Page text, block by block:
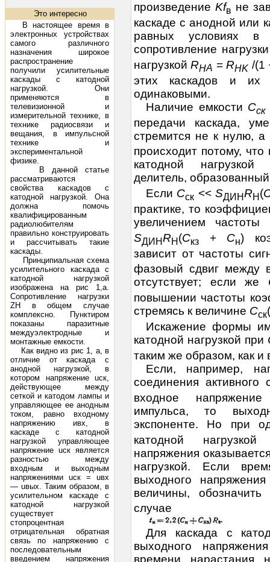
Это интересно
В настоящее время в
электронных устройствах
самого различного
назначения широкое
распространение
получили усилительные
каскады с катодной
нагрузкой. Они
применяются в
телевизионной и
измерительной технике, в
технике радиосвязи и
вещания, в импульсной
технике и
экспериментальной
физике.
В данной статье
рассматриваются
свойства каскадов с
катодной нагрузкой. Она
должна помочь
квалифицированным
радиолюбителям
правильно конструировать
и рассчитывать такие
каскады.
Принципиальная схема
усилительного каскада с
катодной нагрузкой
изображена на рис 1,а.
Сопротивление нагрузки
ZH в общем случае
комплексно. Пунктиром
показаны паразитные
междуэлектродные и
монтажные емкости.
Как видно из рис 1, а, в
отличие от каскада с
анодной нагрузкой, в
котором напряжение uск,
действующее между
сеткой и катодом лампы и
управляющее ее анодным
током, равно входному
напряжению ивх, в
каскаде с катодной
нагрузкой управляющее
напряжение uск является
разностью между
входным и выходным
напряжениями uск = uвх
— uвых. Таким образом, в
усилительном каскаде с
катодной нагрузкой
существует
стопроцентная
отрицательная обратная
связь по напряжению с
последовательным
введением напряжения
произведениеKfв не
каскаде с анодной или
равных условиях в
сопротивление нагрузки
нагрузкойRHА =RHK /(1
этих каскадов и их
одинаковыми.
Наличие емкости Сск
передачи каскада,
стремится не к нулю,
происходит потому,
катодной нагрузкой
делитель,
Если Сск <<SДИНRН (
практике, то
увеличением
SДИНRН (Скз + Сн)
зависит от частоты
фазовый сдвиг между
отсутствует; если же
повышении частоты
стремясь к величине Cск(
Искажение формы
катодной нагрузкой при
таким же образом, как и
Если, например,
соединения активного
входное
импульса, то
экспоненте. Но при
катодной
напряжения
нагрузкой. Если
выходного
величины,
случае
Для каскада с
выходного